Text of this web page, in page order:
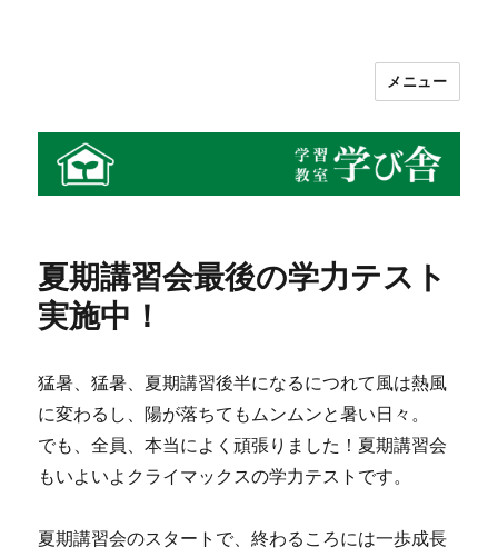
メニュー
夏期講習会最後の学力テスト
実施中！
猛暑、猛暑、夏期講習後半になるにつれて風は熱風
に変わるし、陽が落ちてもムンムンと暑い日々。
でも、全員、本当によく頑張りました！夏期講習会
もいよいよクライマックスの学力テストです。
夏期講習会のスタートで、終わるころには一歩成長